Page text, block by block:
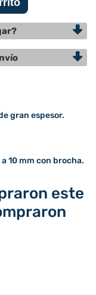
gran espesor.
10 mm con brocha.
este